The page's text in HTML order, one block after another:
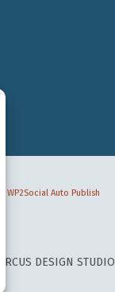
CIRCUS DESIGN STUDIO
WP2Social Auto Publish